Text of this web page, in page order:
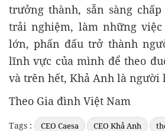
trưởng thành, sẵn sàng
trải nghiệm, làm những
lớn, phấn đấu trở thành
lĩnh vực của mình để theo
và trên hết, Khả Anh là người
Theo Gia đình Việt Nam
Tags : CEO Caesa CEO Khả Anh